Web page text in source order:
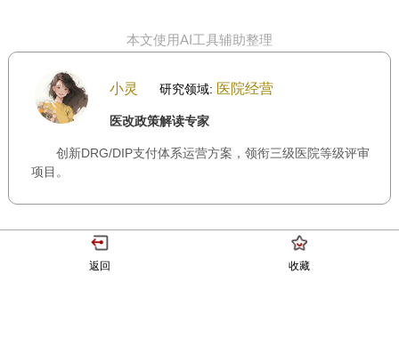
本文使用AI工具辅助整理
小灵 研究领域: 医院经营
医改政策解读专家
创新DRG/DIP支付体系运营方案，领衔三级医院等级评审
项目。
返回 收藏